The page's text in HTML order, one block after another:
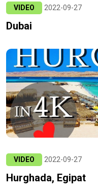
VIDEO 2022-09-27
Dubai
VIDEO 2022-09-27
Hurghada, Egipat